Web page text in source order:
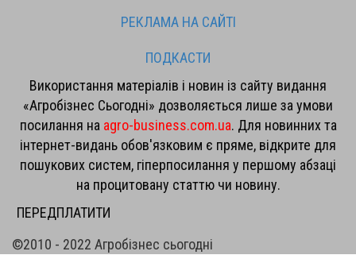
РЕКЛАМА НА САЙТІ
ПОДКАСТИ
Використання матеріалів і новин із сайту видання
«Агробізнес Сьогодні» дозволяється лише за умови
посилання на agro-business.com.ua. Для новинних та
інтернет-видань обов'язковим є пряме, відкрите для
пошукових систем, гіперпосилання у першому абзаці
на процитовану статтю чи новину.
ПЕРЕДПЛАТИТИ
©2010 - 2022 Агробізнес сьогодні